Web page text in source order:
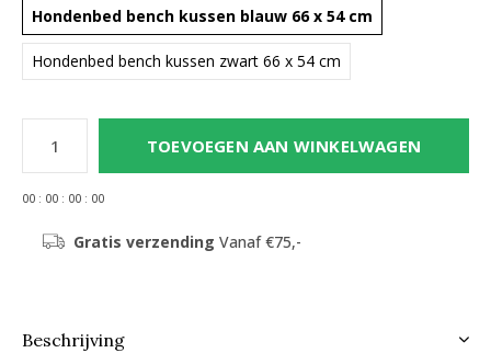
Hondenbed bench kussen blauw 66 x 54 cm
Hondenbed bench kussen zwart 66 x 54 cm
TOEVOEGEN AAN WINKELWAGEN
00 : 00 : 00 : 00
Gratis verzending Vanaf €75,-
Beschrijving